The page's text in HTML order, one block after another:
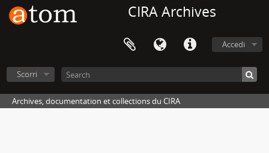
CIRA Archives
Accedi
Scorri
Archives, documentation et collections du CIRA